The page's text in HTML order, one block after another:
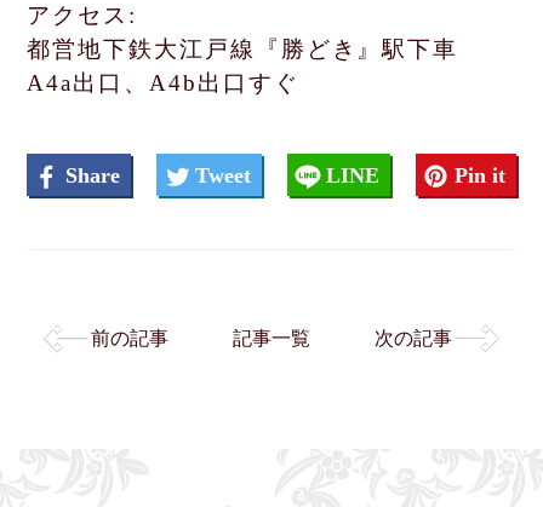
アクセス:
都営地下鉄大江戸線『勝どき』駅下車
A4a出口、A4b出口すぐ
Share Tweet LINE Pin it
前の記事 記事一覧 次の記事